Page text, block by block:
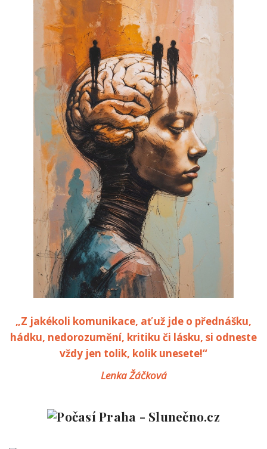
„Z jakékoli komunikace, ať už jde o přednášku,
hádku, nedorozumění, kritiku či lásku, si odneste
vždy jen tolik, kolik unesete!“
Lenka Žáčková